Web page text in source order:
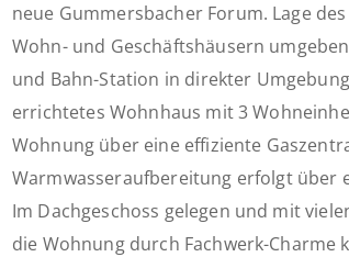
neue Gummersbacher Forum. Lage
Wohn- und Geschäftshäusern
und Bahn-Station in direkter
errichtetes Wohnhaus mit 3
Wohnung über eine effiziente
Warmwasseraufbereitung erfolgt über
Im Dachgeschoss gelegen und mit
die Wohnung durch Fachwerk-